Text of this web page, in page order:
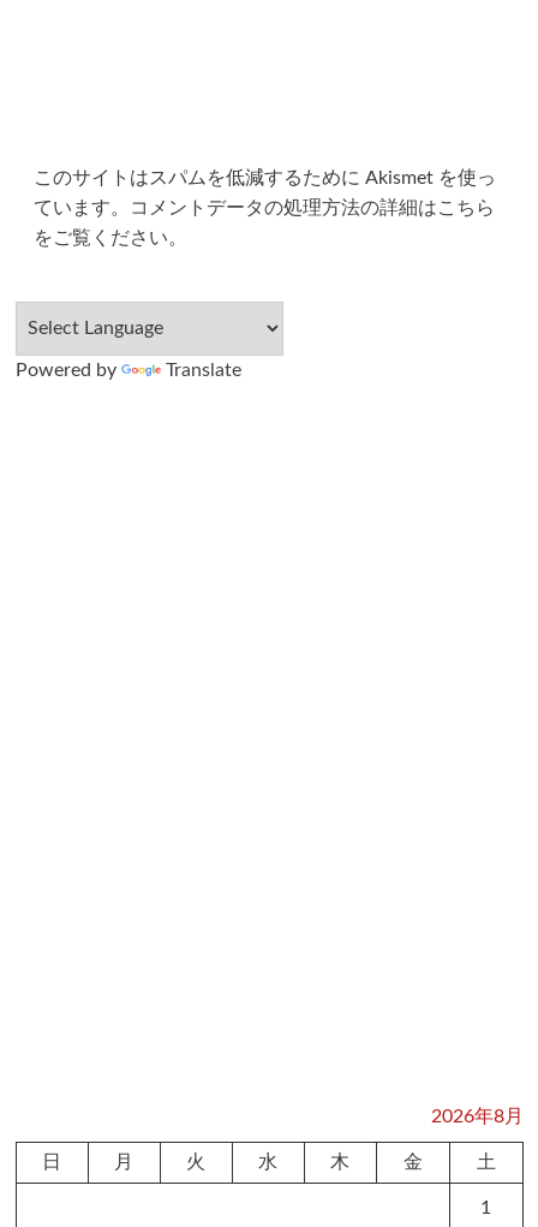
このサイトはスパムを低減するために Akismet を使っ
ています。
コメントデータの処理方法の詳細はこちら
をご覧ください。
Powered by Translate
2026年8月
日 月 火 水 木 金 土
1